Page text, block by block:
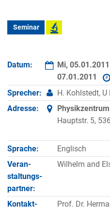
Seminar
Datum: Mi, 05.01.2011
07.01.2011
Sprecher:
H. Kohlstedt, U
Adresse:
Hauptstr. 5,
Sprache:
Englisch
Veran­
staltungs­
partner:
Wilhelm and
Kontakt­
Prof. Dr.